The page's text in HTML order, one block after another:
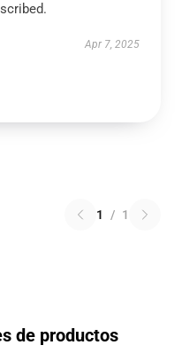
Apr 7, 2025
1 / 1
de productos